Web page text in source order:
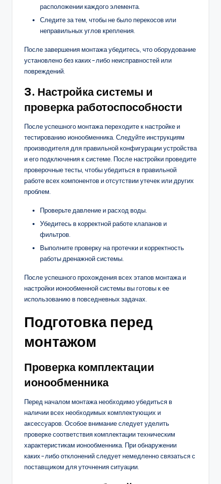
расположении каждого элемента.
Следите за тем, чтобы не было перекосов или
неправильных углов крепления.
После завершения монтажа убедитесь, что оборудование
установлено без каких-либо неисправностей или
повреждений.
3. Настройка системы и
проверка работоспособности
После успешного монтажа переходите к настройке и
тестированию ионообменника. Следуйте инструкциям
производителя для правильной конфигурации устройства
и его подключения к системе. После настройки проведите
проверочные тесты, чтобы убедиться в правильной
работе всех компонентов и отсутствии утечек или других
проблем.
Проверьте давление и расход воды.
Убедитесь в корректной работе клапанов и
фильтров.
Выполните проверку на протечки и корректность
работы дренажной системы.
После успешного прохождения всех этапов монтажа и
настройки ионообменной системы вы готовы к ее
использованию в повседневных задачах.
Подготовка перед
монтажом
Проверка комплектации
ионообменника
Перед началом монтажа необходимо убедиться в
наличии всех необходимых комплектующих и
аксессуаров. Особое внимание следует уделить
проверке соответствия комплектации техническим
характеристикам ионообменника. При обнаружении
каких-либо отклонений следует немедленно связаться с
поставщиком для уточнения ситуации.